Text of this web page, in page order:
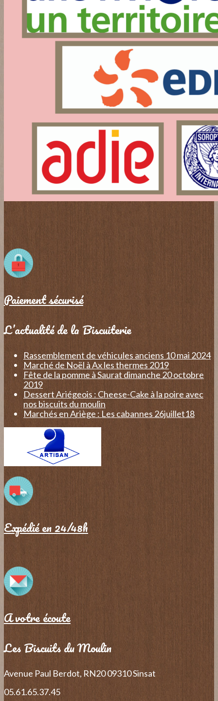
Paiement sécurisé
L’actualité de la Biscuiterie
Rassemblement de véhicules anciens 10 mai 2024
Marché de Noël à Ax les thermes 2019
Fête de la pomme à Saurat dimanche 20 octobre
2019
Dessert Ariégeois : Cheese-Cake à la poire avec
nos biscuits du moulin
Marchés en Ariège : Les cabannes 26juillet18
Expédié en 24/48h
A votre écoute
Les Biscuits du Moulin
Avenue Paul Berdot, RN2009310 Sinsat
05.61.65.37.45